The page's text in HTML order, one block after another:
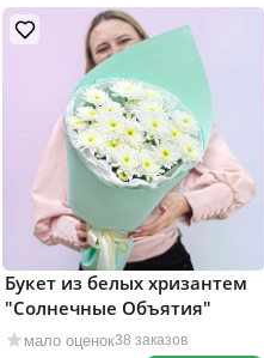
мало оценок38 заказов
Букет из белых хризантем
"Солнечные Объятия"